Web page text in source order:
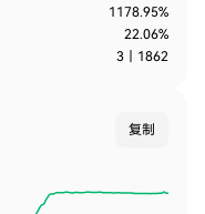
1178.95%
22.06%
3 1862
复制